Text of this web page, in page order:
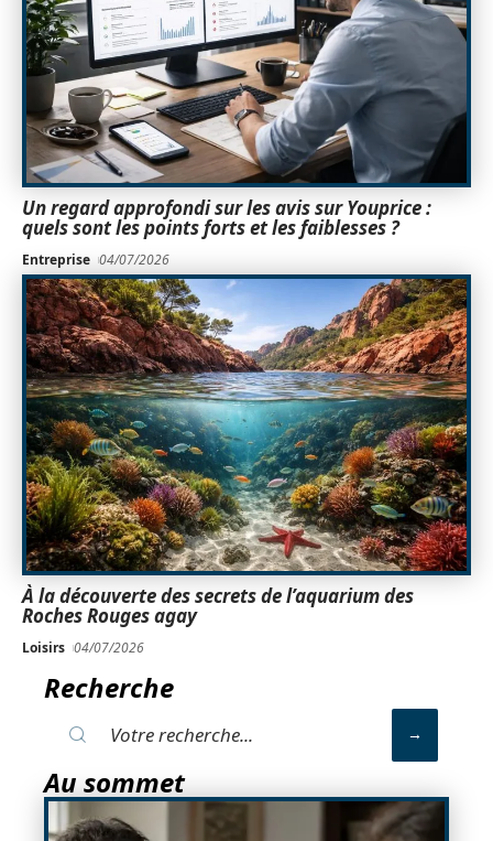
Un regard approfondi sur les avis sur Youprice :
quels sont les points forts et les faiblesses ?
Entreprise 04/07/2026
À la découverte des secrets de l’aquarium des
Roches Rouges agay
Loisirs 04/07/2026
Recherche
Au sommet